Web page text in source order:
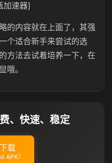
加速器]
的内容就在上面了，其强
个适合新手来尝试的选
方法去试着培养一下，在
哦。
、快速、稳定
载
APK）